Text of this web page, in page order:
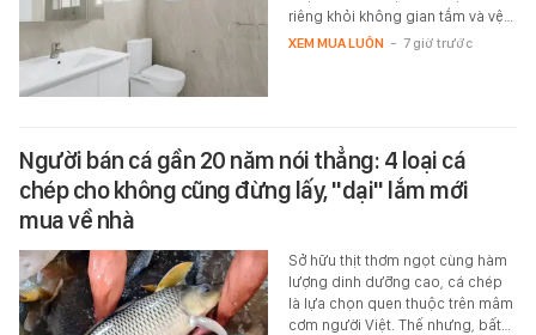
riêng khỏi không gian tắm và vệ…
XEM MUA LUÔN - 7 giờ trước
Người bán cá gần 20 năm nói thẳng: 4 loại cá
chép cho không cũng đừng lấy, "dại" lắm mới
mua về nhà
Sở hữu thịt thơm ngọt cùng hàm
lượng dinh dưỡng cao, cá chép
là lựa chọn quen thuộc trên mâm
cơm người Việt. Thế nhưng, bất…